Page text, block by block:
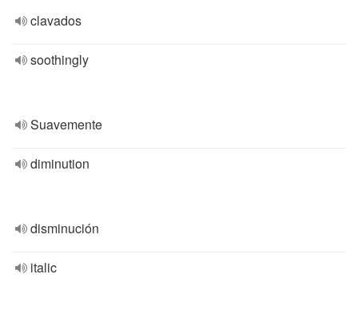
clavados
soothingly
Suavemente
diminution
disminución
italic